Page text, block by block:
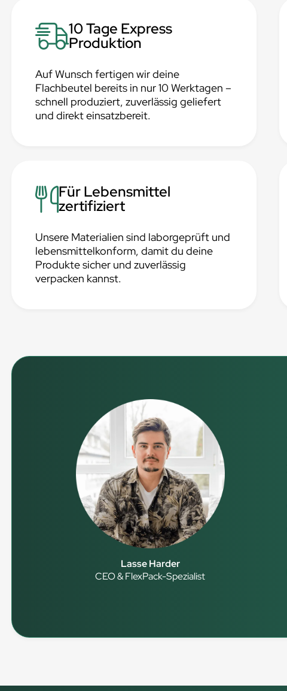
10 Tage Express
Produktion
Auf Wunsch fertigen wir deine
Flachbeutel bereits in nur 10 Werktagen –
schnell produziert, zuverlässig geliefert
und direkt einsatzbereit.
Für Lebensmittel
zertifiziert
Unsere Materialien sind laborgeprüft und
lebensmittelkonform, damit du deine
Produkte sicher und zuverlässig
verpacken kannst.
Lasse Harder
CEO & FlexPack-Spezialist